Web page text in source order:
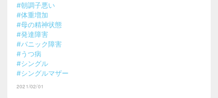
#朝調子悪い
#体重増加
#母の精神状態
#発達障害
#パニック障害
#うつ病
#シングル
#シングルマザー
2021/02/01